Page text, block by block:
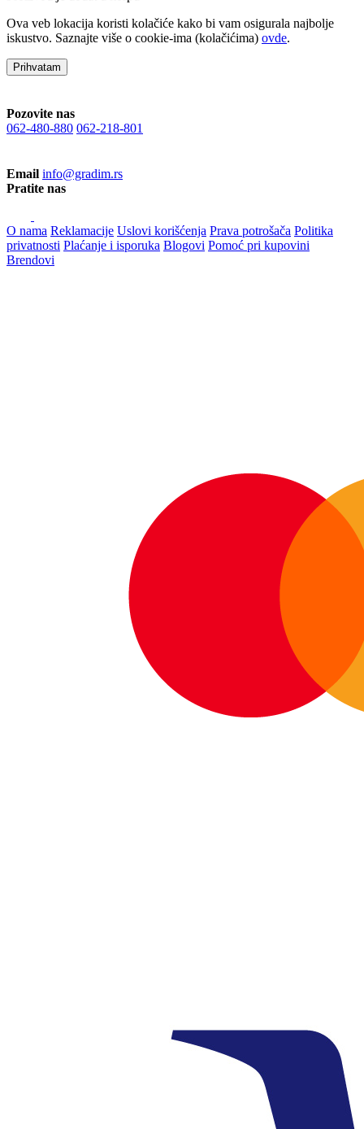
Ova veb lokacija koristi kolačiće kako bi vam osigurala najbolje
iskustvo. Saznajte više o cookie-ima (kolačićima) ovde.
Prihvatam
Pozovite nas
062-480-880 062-218-801
Email info@gradim.rs
Pratite nas
O nama Reklamacije Uslovi korišćenja Prava potrošača Politika
privatnosti Plaćanje i isporuka Blogovi Pomoć pri kupovini
Brendovi